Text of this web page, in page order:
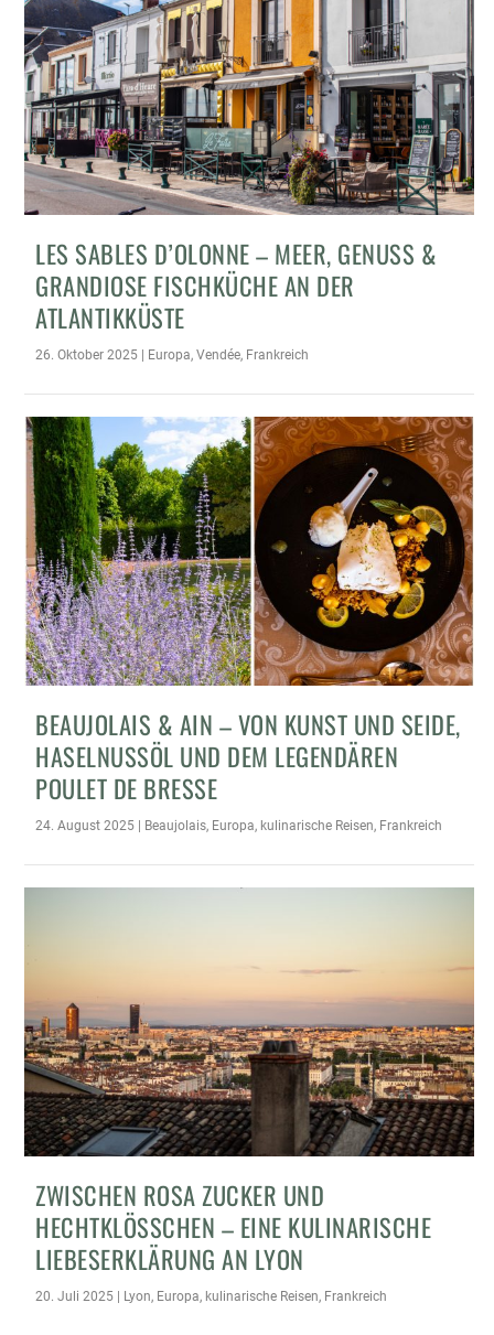
LES SABLES D’OLONNE – MEER, GENUSS &
GRANDIOSE FISCHKÜCHE AN DER
ATLANTIKKÜSTE
26. Oktober 2025 Europa,Vendée, Frankreich
BEAUJOLAIS & AIN – VON KUNST UND SEIDE,
HASELNUSSÖL UND DEM LEGENDÄREN
POULET DE BRESSE
24. August 2025 Beaujolais, Europa, kulinarische Reisen, Frankreich
ZWISCHEN ROSA ZUCKER UND
HECHTKLÖSSCHEN – EINE KULINARISCHE L
IEBESERKLÄRUNG AN LYON
20. Juli 2025 Lyon, Europa, kulinarische Reisen, Frankreich